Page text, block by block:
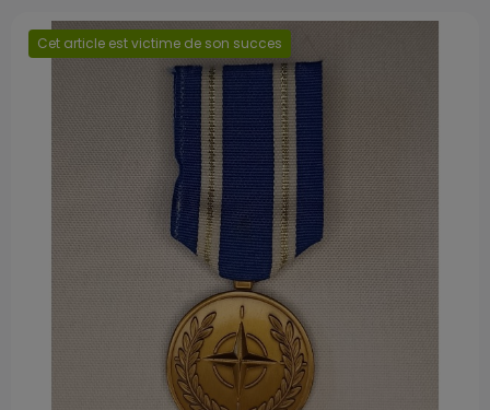
Cet article est victime de son succes